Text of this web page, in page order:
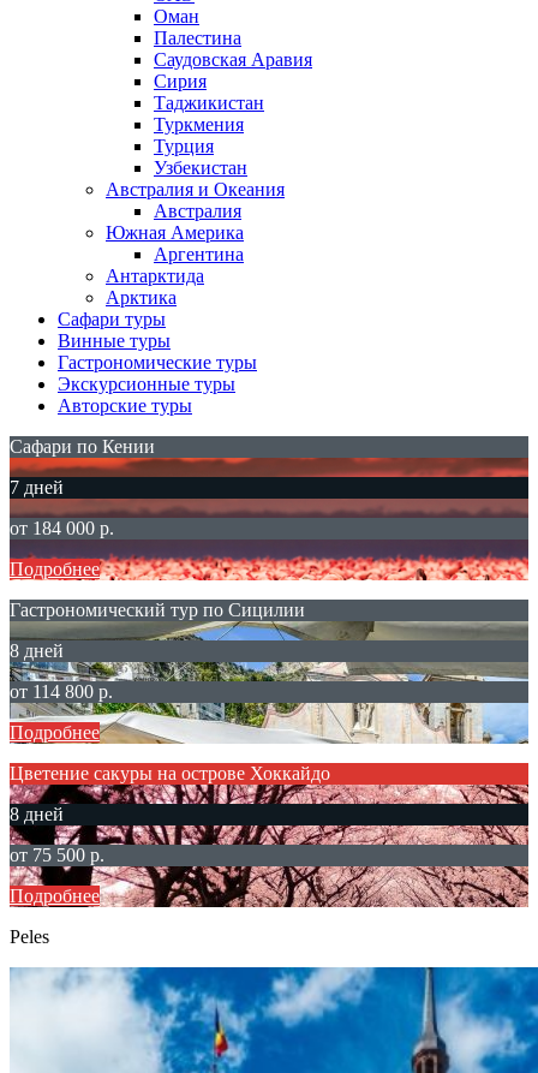
Оман
Палестина
Саудовская Аравия
Сирия
Таджикистан
Туркмения
Турция
Узбекистан
Австралия и Океания
Австралия
Южная Америка
Аргентина
Антарктида
Арктика
Сафари туры
Винные туры
Гастрономические туры
Экскурсионные туры
Авторские туры
Сафари по Кении
7 дней
от 184 000 р.
Подробнее
Гастрономический тур по Сицилии
8 дней
от 114 800 р.
Подробнее
Цветение сакуры на острове Хоккайдо
8 дней
от 75 500 р.
Подробнее
Peles